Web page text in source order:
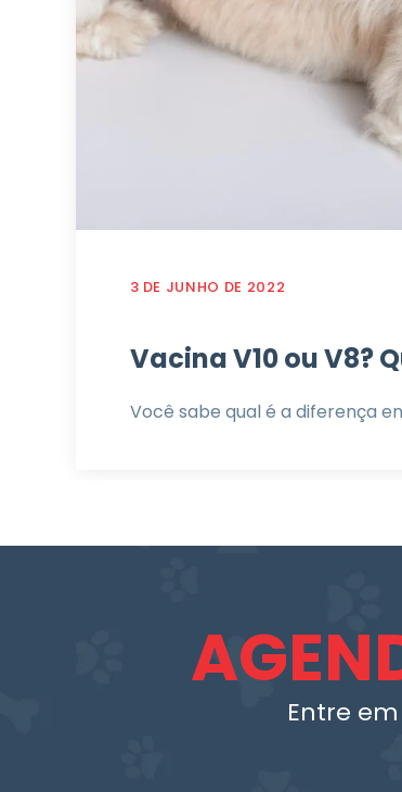
3 DE JUNHO DE 2022
Vacina V10 ou V8?
Você sabe qual é a diferença
Entre